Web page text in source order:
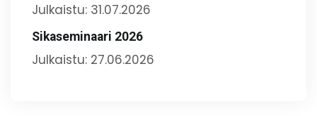
Julkaistu: 31.07.2026
Sikaseminaari 2026
Julkaistu: 27.06.2026